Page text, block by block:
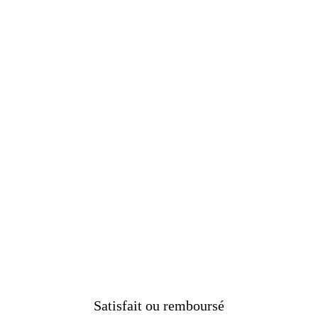
Satisfait ou remboursé